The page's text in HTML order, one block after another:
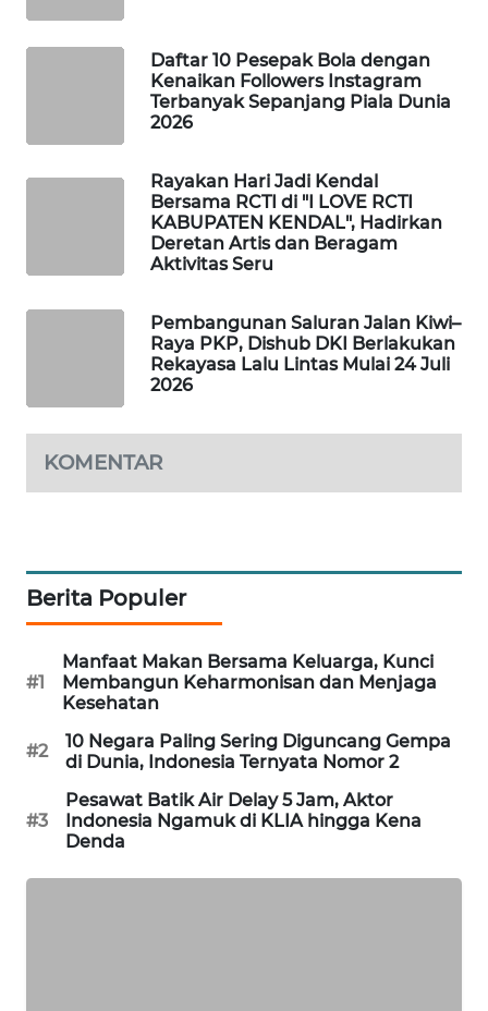
Daftar 10 Pesepak Bola dengan
Kenaikan Followers Instagram
Terbanyak Sepanjang Piala Dunia
2026
Rayakan Hari Jadi Kendal
Bersama RCTI di "I LOVE RCTI
KABUPATEN KENDAL", Hadirkan
Deretan Artis dan Beragam
Aktivitas Seru
Pembangunan Saluran Jalan Kiwi–
Raya PKP, Dishub DKI Berlakukan
Rekayasa Lalu Lintas Mulai 24 Juli
2026
KOMENTAR
Berita Populer
#1
Manfaat Makan Bersama Keluarga, Kunci
Membangun Keharmonisan dan Menjaga
Kesehatan
#2
10 Negara Paling Sering Diguncang Gempa
di Dunia, Indonesia Ternyata Nomor 2
#3
Pesawat Batik Air Delay 5 Jam, Aktor
Indonesia Ngamuk di KLIA hingga Kena
Denda
HEALTH
LAPAK
Network
WALINKI
MAWAKA
ID
MARTABAT
NET
PLN
WATCH
MKLI
LPKKI